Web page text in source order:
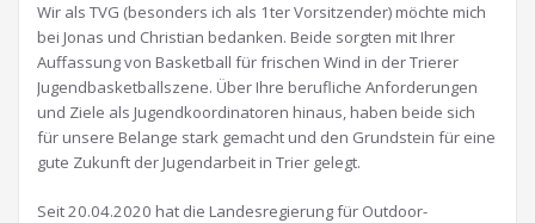
Wir als TVG (besonders ich als 1ter Vorsitzender) möchte mich
bei Jonas und Christian bedanken. Beide sorgten mit Ihrer
Auffassung von Basketball für frischen Wind in der Trierer
Jugendbasketballszene. Über Ihre berufliche Anforderungen
und Ziele als Jugendkoordinatoren hinaus, haben beide sich
für unsere Belange stark gemacht und den Grundstein für eine
gute Zukunft der Jugendarbeit in Trier gelegt.
Seit 20.04.2020 hat die Landesregierung für Outdoor-